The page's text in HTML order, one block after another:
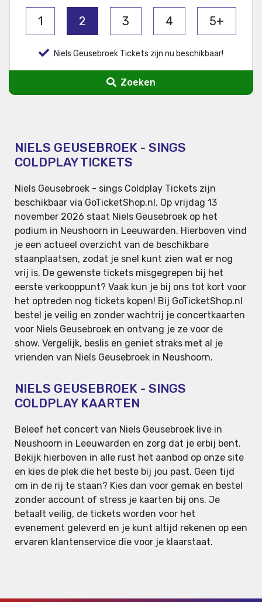
1 2 3 4 5+
Niels Geusebroek Tickets zijn nu beschikbaar!
Zoeken
NIELS GEUSEBROEK - SINGS
COLDPLAY TICKETS
Niels Geusebroek - sings Coldplay Tickets zijn
beschikbaar via GoTicketShop.nl. Op vrijdag 13
november 2026 staat Niels Geusebroek op het
podium in Neushoorn in Leeuwarden. Hierboven vind
je een actueel overzicht van de beschikbare
staanplaatsen, zodat je snel kunt zien wat er nog
vrij is. De gewenste tickets misgegrepen bij het
eerste verkooppunt? Vaak kun je bij ons tot kort voor
het optreden nog tickets kopen! Bij GoTicketShop.nl
bestel je veilig en zonder wachtrij je concertkaarten
voor Niels Geusebroek en ontvang je ze voor de
show. Vergelijk, beslis en geniet straks met al je
vrienden van Niels Geusebroek in Neushoorn.
NIELS GEUSEBROEK - SINGS
COLDPLAY KAARTEN
Beleef het concert van Niels Geusebroek live in
Neushoorn in Leeuwarden en zorg dat je erbij bent.
Bekijk hierboven in alle rust het aanbod op onze site
en kies de plek die het beste bij jou past. Geen tijd
om in de rij te staan? Kies dan voor gemak en bestel
zonder account of stress je kaarten bij ons. Je
betaalt veilig, de tickets worden voor het
evenement geleverd en je kunt altijd rekenen op een
ervaren klantenservice die voor je klaarstaat.